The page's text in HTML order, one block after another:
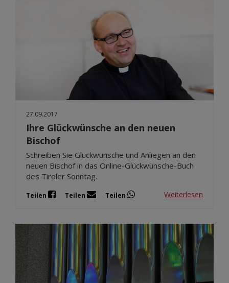
27.09.2017
Ihre Glückwünsche an den neuen
Bischof
Schreiben Sie Glückwünsche und Anliegen an den
neuen Bischof in das Online-Glückwünsche-Buch
des Tiroler Sonntag.
Teilen Teilen Teilen Weiterlesen